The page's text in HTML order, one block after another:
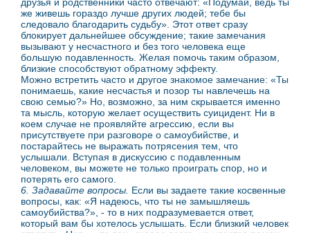
же живешь гораздо лучше других людей; тебе бы
следовало благодарить судьбу». Этот ответ сразу
блокирует дальнейшее обсуждение; такие замечания
вызывают у несчастного и без того человека еще
большую подавленность. Желая помочь таким образом,
близкие способствуют обратному эффекту.
Можно встретить часто и другое знакомое замечание: «Ты
понимаешь, какие несчастья и позор ты навлечешь на
свою семью?» Но, возможно, за ним скрывается именно
та мысль, которую желает осуществить суицидент. Ни в
коем случае не проявляйте агрессию, если вы
присутствуете при разговоре о самоубийстве, и
постарайтесь не выражать потрясения тем, что
услышали. Вступая в дискуссию с подавленным
человеком, вы можете не только проиграть спор, но и
потерять его самого.
6. Задавайте вопросы. Если вы задаете такие косвенные
вопросы, как: «Я надеюсь, что ты не замышляешь
самоубийства?», - то в них подразумевается ответ,
который вам бы хотелось услышать. Если близкий человек